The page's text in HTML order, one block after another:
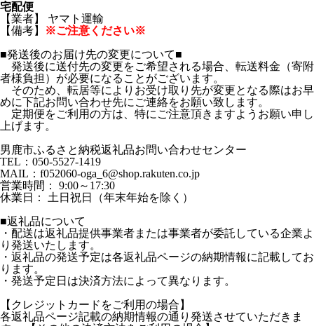
宅配便
【業者】 ヤマト運輸
【備考】
※ご注意ください※
■発送後のお届け先の変更について■
発送後に送付先の変更をご希望される場合、転送料金（寄附
者様負担）が必要になることがございます。
そのため、転居等によりお受け取り先が変更となる際はお早
めに下記お問い合わせ先にご連絡をお願い致します。
定期便をご利用の方は、特にご注意頂きますようお願い申し
上げます。
男鹿市ふるさと納税返礼品お問い合わせセンター
TEL：050-5527-1419
MAIL：f052060-oga_6@shop.rakuten.co.jp
営業時間： 9:00～17:30
休業日： 土日祝日（年末年始を除く）
■返礼品について
・配送は返礼品提供事業者または事業者が委託している企業よ
り発送いたします。
・返礼品の発送予定は各返礼品ページの納期情報に記載してお
ります。
・発送予定日は決済方法によって異なります。
【クレジットカードをご利用の場合】
各返礼品ページ記載の納期情報の通り発送させていただきま